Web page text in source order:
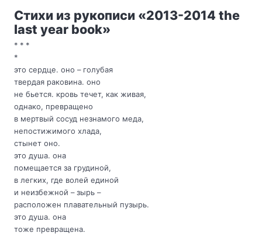
Стихи из рукописи «2013-2014 the
last year book»
* * *
*
это сердце. оно – голубая
твердая раковина. оно
не бьется. кровь течет, как живая,
однако, превращено
в мертвый сосуд незнамого меда,
непостижимого хлада,
стынет оно.
это душа. она
помещается за грудиной,
в легких, где волей единой
и неизбежной – зырь –
расположен плавательный пузырь.
это душа. она
тоже превращена.